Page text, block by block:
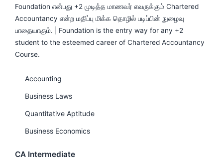
Foundation என்பது +2 முடித்த மாணவர் எவருக்கும் Chartered
Accountancy என்ற மதிப்பு மிக்க தொழில் படிப்பின் நுழைவு
பாதையாகும். | Foundation is the entry way for any +2
student to the esteemed career of Chartered Accountancy
Course.
Accounting
Business Laws
Quantitative Aptitude
Business Economics
CA Intermediate